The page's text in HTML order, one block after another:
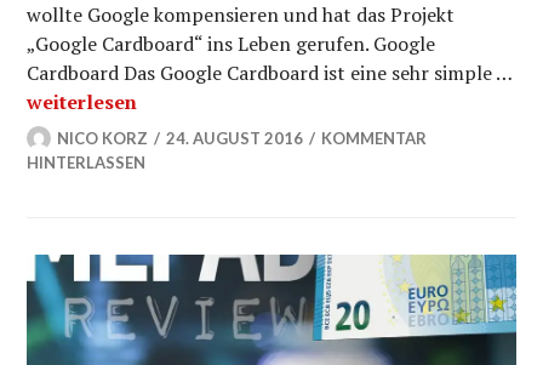
wollte Google kompensieren und hat das Projekt
„Google Cardboard“ ins Leben gerufen. Google
Cardboard Das Google Cardboard ist eine sehr simple …
Google Cardboard statt Selbsthilfegruppe
weiterlesen
NICO KORZ 24. AUGUST 2016
KOMMENTAR
HINTERLASSEN